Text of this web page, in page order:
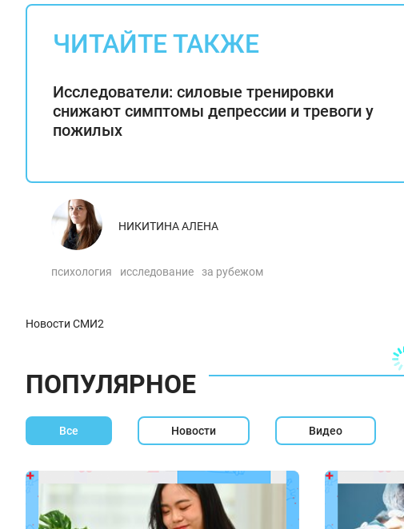
ЧИТАЙТЕ ТАКЖЕ
Исследователи: силовые тренировки
снижают симптомы депрессии и тревоги у
пожилых
НИКИТИНА АЛЕНА
психология исследование за рубежом
Новости СМИ2
ПОПУЛЯРНОЕ
Все Новости Видео